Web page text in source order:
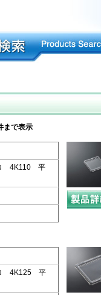
まで表示
4K110 平
4K125 平